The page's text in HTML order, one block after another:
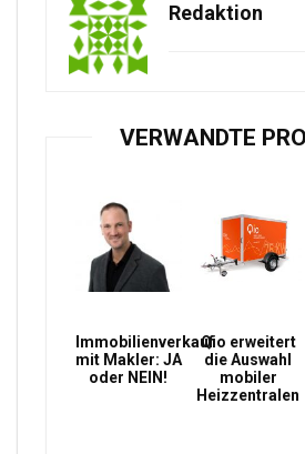
Redaktion
VERWANDTE
Immobilienverkauf
mit Makler: JA
oder NEIN!
Qio erweitert
die Auswahl
mobiler
Heizzentralen